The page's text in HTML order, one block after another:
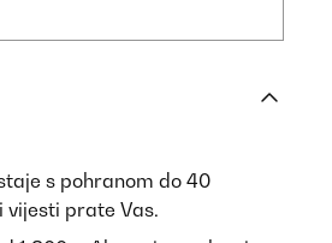
s pohranom do 40
prate Vas.